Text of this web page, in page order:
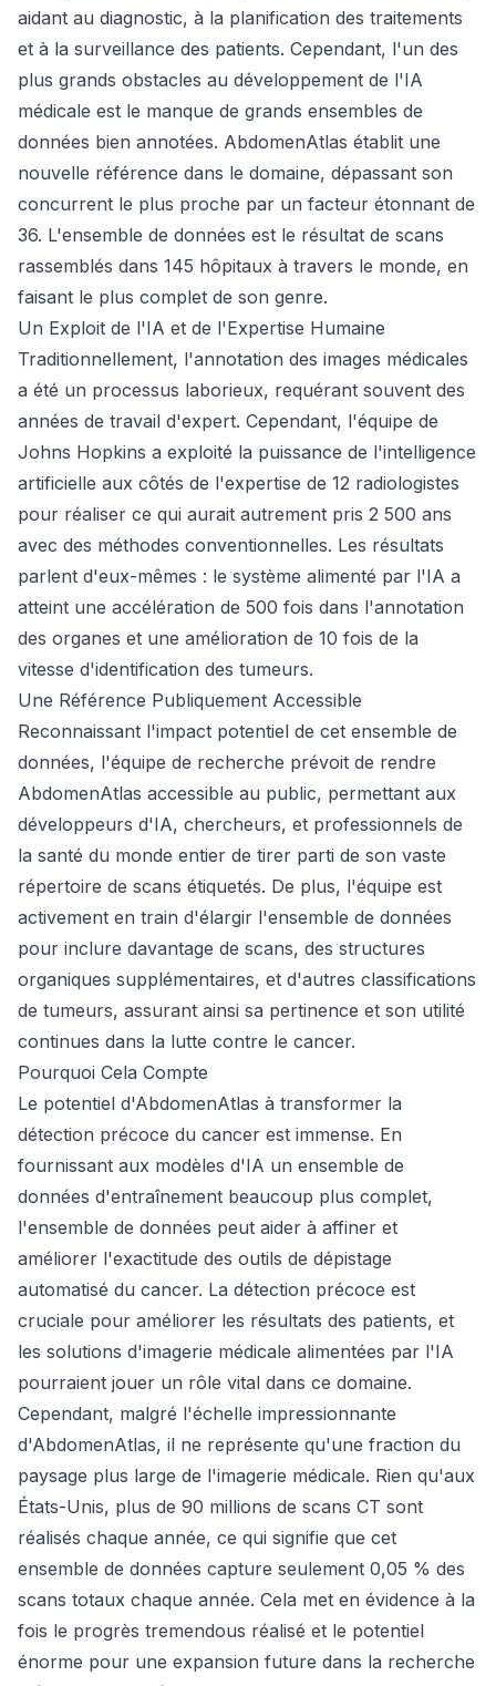
aidant au diagnostic, à la planification des traitements
et à la surveillance des patients. Cependant, l'un des
plus grands obstacles au développement de l'IA
médicale est le manque de grands ensembles de
données bien annotées. AbdomenAtlas établit une
nouvelle référence dans le domaine, dépassant son
concurrent le plus proche par un facteur étonnant de
36. L'ensemble de données est le résultat de scans
rassemblés dans 145 hôpitaux à travers le monde, en
faisant le plus complet de son genre.
Un Exploit de l'IA et de l'Expertise Humaine
Traditionnellement, l'annotation des images médicales
a été un processus laborieux, requérant souvent des
années de travail d'expert. Cependant, l'équipe de
Johns Hopkins a exploité la puissance de l'intelligence
artificielle aux côtés de l'expertise de 12 radiologistes
pour réaliser ce qui aurait autrement pris 2 500 ans
avec des méthodes conventionnelles. Les résultats
parlent d'eux-mêmes : le système alimenté par l'IA a
atteint une accélération de 500 fois dans l'annotation
des organes et une amélioration de 10 fois de la
vitesse d'identification des tumeurs.
Une Référence Publiquement Accessible
Reconnaissant l'impact potentiel de cet ensemble de
données, l'équipe de recherche prévoit de rendre
AbdomenAtlas accessible au public, permettant aux
développeurs d'IA, chercheurs, et professionnels de
la santé du monde entier de tirer parti de son vaste
répertoire de scans étiquetés. De plus, l'équipe est
activement en train d'élargir l'ensemble de données
pour inclure davantage de scans, des structures
organiques supplémentaires, et d'autres classifications
de tumeurs, assurant ainsi sa pertinence et son utilité
continues dans la lutte contre le cancer.
Pourquoi Cela Compte
Le potentiel d'AbdomenAtlas à transformer la
détection précoce du cancer est immense. En
fournissant aux modèles d'IA un ensemble de
données d'entraînement beaucoup plus complet,
l'ensemble de données peut aider à affiner et
améliorer l'exactitude des outils de dépistage
automatisé du cancer. La détection précoce est
cruciale pour améliorer les résultats des patients, et
les solutions d'imagerie médicale alimentées par l'IA
pourraient jouer un rôle vital dans ce domaine.
Cependant, malgré l'échelle impressionnante
d'AbdomenAtlas, il ne représente qu'une fraction du
paysage plus large de l'imagerie médicale. Rien qu'aux
États-Unis, plus de 90 millions de scans CT sont
réalisés chaque année, ce qui signifie que cet
ensemble de données capture seulement 0,05 % des
scans totaux chaque année. Cela met en évidence à la
fois le progrès tremendous réalisé et le potentiel
énorme pour une expansion future dans la recherche